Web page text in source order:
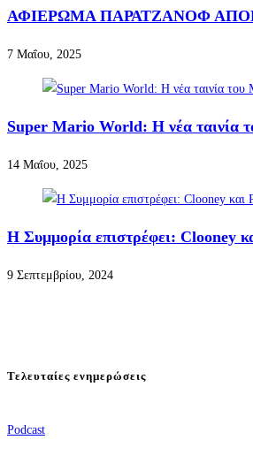
ΑΦΙΕΡΩΜΑ ΠΑΡΑΤΖΑΝΟΦ
7 Μαΐου, 2025
Super Mario World: H νέα ταινία
14 Μαΐου, 2025
Η Συμμορία επιστρέφει: Clooney
9 Σεπτεμβρίου, 2024
Τελευταίες ενημερώσεις
Podcast